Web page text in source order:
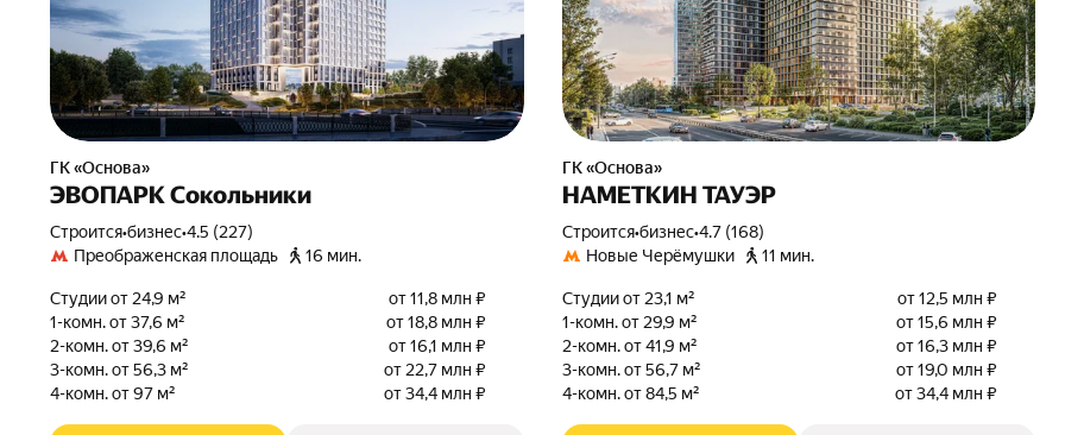
ГК «Основа»
ЭВОПАРК Сокольники
Строится•бизнес•4.5 (227)
Преображенская площадь
16 мин.
Студии от 24,9 м²
от 11,8 млн ₽
1-комн. от 37,6 м²
от 18,8 млн ₽
2-комн. от 39,6 м²
от 16,1 млн ₽
3-комн. от 56,3 м²
от 22,7 млн ₽
4-комн. от 97 м²
от 34,4 млн ₽
ГК «Основа»
НАМЕТКИН ТАУЭР
Строится•бизнес•4.7 (168)
Новые Черёмушки
11 мин.
Студии от 23,1 м²
от 12,5 млн ₽
1-комн. от 29,9 м²
от 15,6 млн ₽
2-комн. от 41,9 м²
от 16,3 млн ₽
3-комн. от 56,7 м²
от 19,0 млн ₽
4-комн. от 84,5 м²
от 34,4 млн ₽